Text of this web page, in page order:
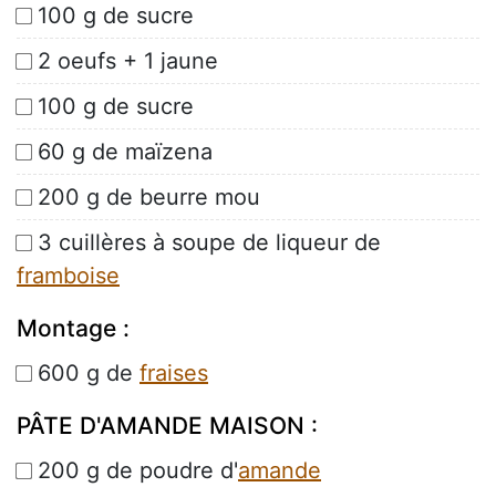
100 g de sucre
2 oeufs + 1 jaune
100 g de sucre
60 g de maïzena
200 g de beurre mou
3 cuillères à soupe de liqueur de
framboise
Montage :
600 g de fraises
PÂTE D'AMANDE MAISON :
200 g de poudre d'amande